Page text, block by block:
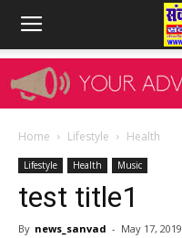
Home Lifestyle Health
Lifestyle Health Music
test title1
By news_sanvad - May 17, 2019